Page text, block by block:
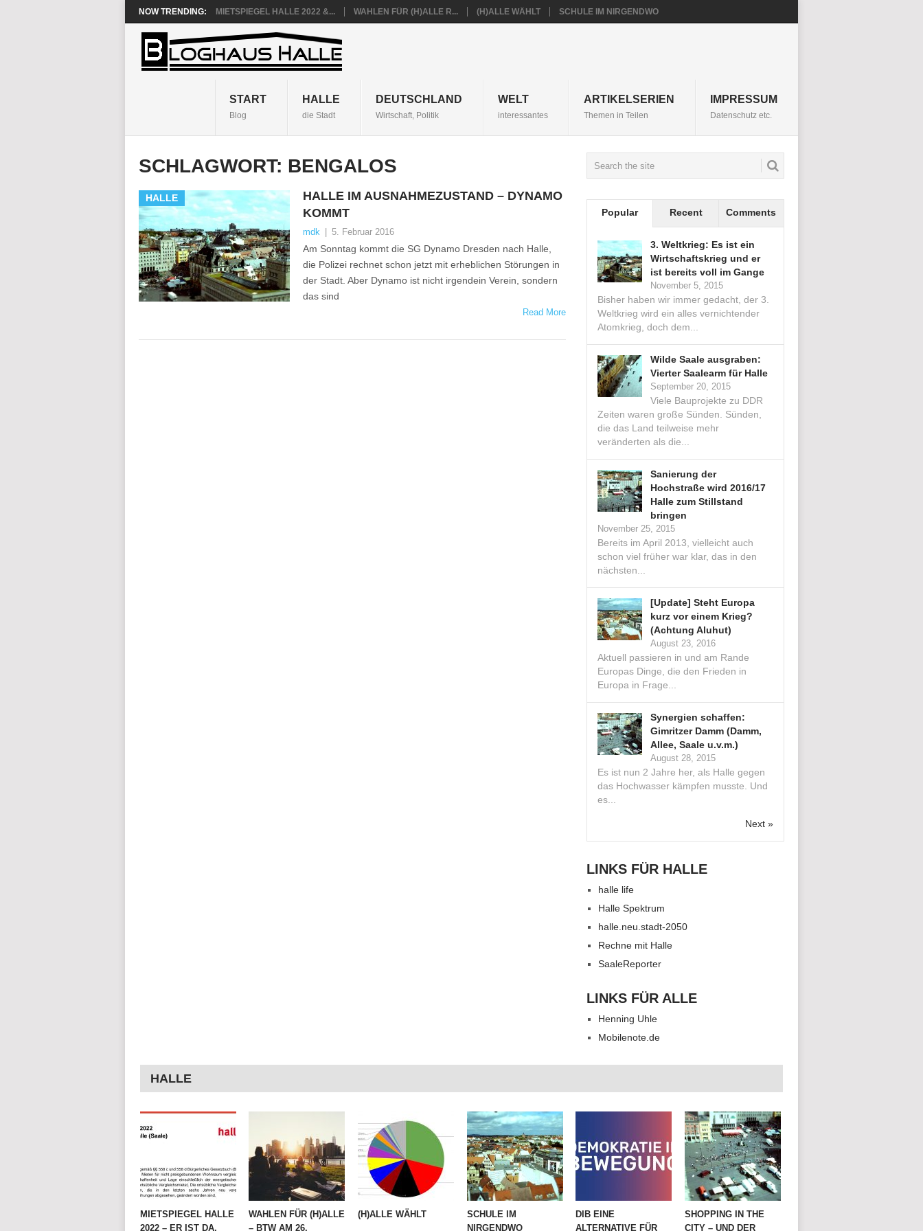
NOW TRENDING: MIETSPIEGEL HALLE 2022 &... WAHLEN FÜR (H)ALLE R... (H)ALLE WÄHLT SCHULE IM NIRGENDWO
START
Blog
HALLE
die Stadt
DEUTSCHLAND
Wirtschaft, Politik
WELT
interessantes
ARTIKELSERIEN
Themen in Teilen
IMPRESSUM
Datenschutz etc.
SCHLAGWORT: BENGALOS
HALLE
HALLE IM AUSNAHMEZUSTAND – DYNAMO
KOMMT
mdk 5. Februar 2016
Am Sonntag kommt die SG Dynamo Dresden nach Halle,
die Polizei rechnet schon jetzt mit erheblichen Störungen in
der Stadt. Aber Dynamo ist nicht irgendein Verein, sondern
das sind
Read More
Popular Recent Comments
3. Weltkrieg: Es ist ein
Wirtschaftskrieg und er
ist bereits voll im Gange
November 5, 2015
Bisher haben wir immer gedacht, der 3.
Weltkrieg wird ein alles vernichtender
Atomkrieg, doch dem...
Wilde Saale ausgraben:
Vierter Saalearm für Halle
September 20, 2015
Viele Bauprojekte zu DDR
Zeiten waren große Sünden. Sünden,
die das Land teilweise mehr
veränderten als die...
Sanierung der
Hochstraße wird 2016/17
Halle zum Stillstand
bringen
November 25, 2015
Bereits im April 2013, vielleicht auch
schon viel früher war klar, das in den
nächsten...
[Update] Steht Europa
kurz vor einem Krieg?
(Achtung Aluhut)
August 23, 2016
Aktuell passieren in und am Rande
Europas Dinge, die den Frieden in
Europa in Frage...
Synergien schaffen:
Gimritzer Damm (Damm,
Allee, Saale u.v.m.)
August 28, 2015
Es ist nun 2 Jahre her, als Halle gegen
das Hochwasser kämpfen musste. Und
es...
Next »
LINKS FÜR HALLE
halle life
Halle Spektrum
halle.neu.stadt-2050
Rechne mit Halle
SaaleReporter
LINKS FÜR ALLE
Henning Uhle
Mobilenote.de
HALLE
MIETSPIEGEL HALLE
2022 – ER IST DA,
WAHLEN FÜR (H)ALLE
– BTW AM 26.
(H)ALLE WÄHLT
SCHULE IM
NIRGENDWO
DIB EINE
ALTERNATIVE FÜR
SHOPPING IN THE
CITY – UND DER